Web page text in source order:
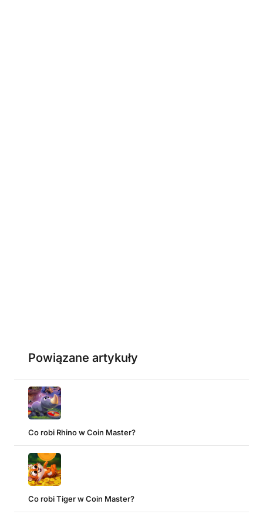
Powiązane artykuły
Co robi Rhino w Coin Master?
Co robi Tiger w Coin Master?